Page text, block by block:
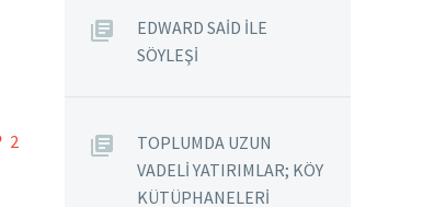
2
EDWARD SAİD İLE
SÖYLEŞİ
TOPLUMDA UZUN
VADELİ YATIRIMLAR; KÖY
KÜTÜPHANELERİ